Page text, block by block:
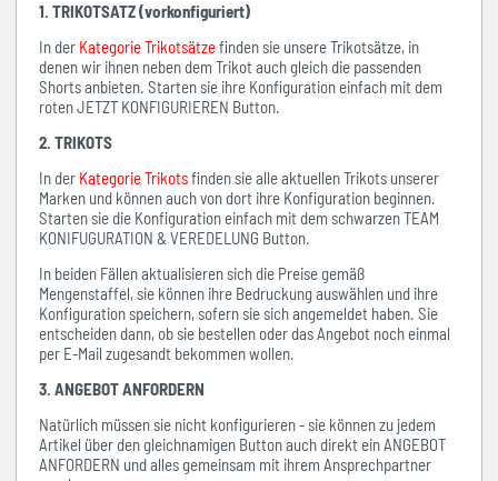
1. TRIKOTSATZ (vorkonfiguriert)
In der Kategorie Trikotsätzefinden sie unsere Trikotsätze, in
denen wir ihnen neben dem Trikot auch gleich die passenden
Shorts anbieten. Starten sie ihre Konfiguration einfach mit dem
roten JETZT KONFIGURIEREN Button.
2. TRIKOTS
In der Kategorie Trikotsfinden sie alle aktuellen Trikots unserer
Marken und können auch von dort ihre Konfiguration beginnen.
Starten sie die Konfiguration einfach mit dem schwarzen TEAM
KONIFUGURATION & VEREDELUNG Button.
In beiden Fällen aktualisieren sich die Preise gemäß
Mengenstaffel, sie können ihre Bedruckung auswählen und ihre
Konfiguration speichern, sofern sie sich angemeldet haben. Sie
entscheiden dann, ob sie bestellen oder das Angebot noch einmal
per E-Mail zugesandt bekommen wollen.
3. ANGEBOT ANFORDERN
Natürlich müssen sie nicht konfigurieren - sie können zu jedem
Artikel über den gleichnamigen Button auch direkt ein ANGEBOT
ANFORDERN und alles gemeinsam mit ihrem Ansprechpartner